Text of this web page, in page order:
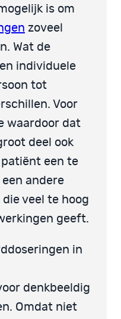
is om
zoveel
Wat de
individuele
tot
Voor
waardoor dat
deel ook
patiënt een te
een andere
veel te hoog
geeft.
in
denkbeeldig
Omdat niet